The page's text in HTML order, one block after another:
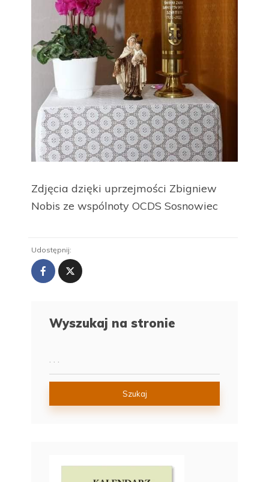
Zdjęcia dzięki uprzejmości Zbigniew
Nobis ze wspólnoty OCDS Sosnowiec
Udostępnij:
Wyszukaj na stronie
Szukaj